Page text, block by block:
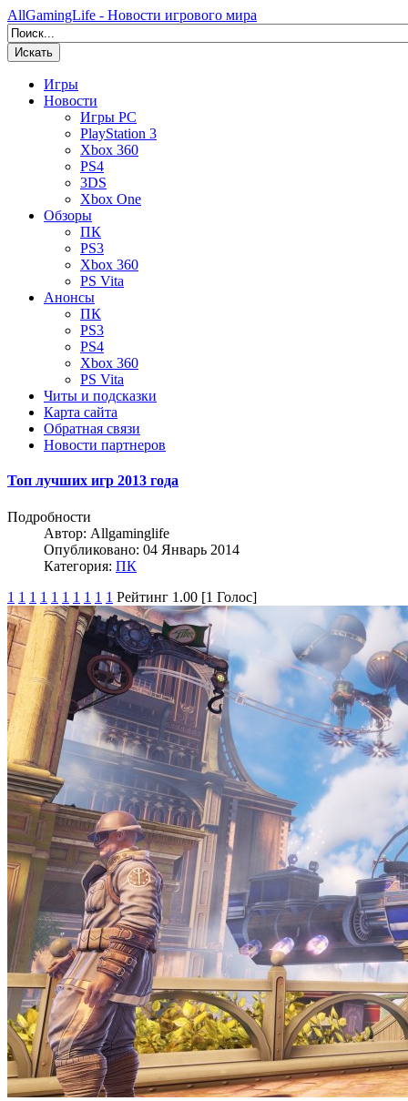
AllGamingLife - Новости игрового мира
Искать
Игры
Новости
Игры PC
PlayStation 3
Xbox 360
PS4
3DS
Xbox One
Обзоры
ПК
PS3
Xbox 360
PS Vita
Анонсы
ПК
PS3
PS4
Xbox 360
PS Vita
Читы и подсказки
Карта сайта
Обратная связи
Новости партнеров
Топ лучших игр 2013 года
Подробности
Автор: Allgaminglife
Опубликовано: 04 Январь 2014
Категория: ПК
1 1 1 1 1 1 1 1 1 1 Рейтинг 1.00 [1 Голос]